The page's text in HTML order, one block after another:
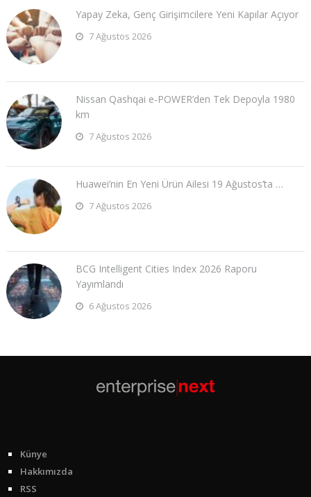
Yapay Zeka, Genç Girişimcilere Yeni Kapılar Açıyor
7 Ağustos 2026
Nissan Qashqai e-POWER’den Tek Depoyla 1980
km
7 Ağustos 2026
Huawei’nin En Yeni Ürün Ailesi 19 Ağustos’ta …
7 Ağustos 2026
BCG Intelligent Cities Index 2026 Raporu
Yayımlandı
6 Ağustos 2026
Künye
Hakkımızda
RSS